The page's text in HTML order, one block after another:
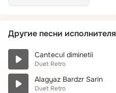
Другие песни исполнителя
Cantecul diminetii
Duet Retro
Alagyaz Bardzr Sarin
Duet Retro